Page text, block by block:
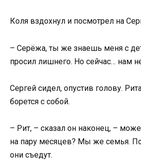
Коля вздохнул и посмотрел на
– Серёжа, ты же знаешь меня с
просил лишнего. Но сейчас… нам
Сергей сидел, опустив голову.
борется с собой.
– Рит, – сказал он наконец, –
на пару месяцев? Мы же семья.
они съедут.